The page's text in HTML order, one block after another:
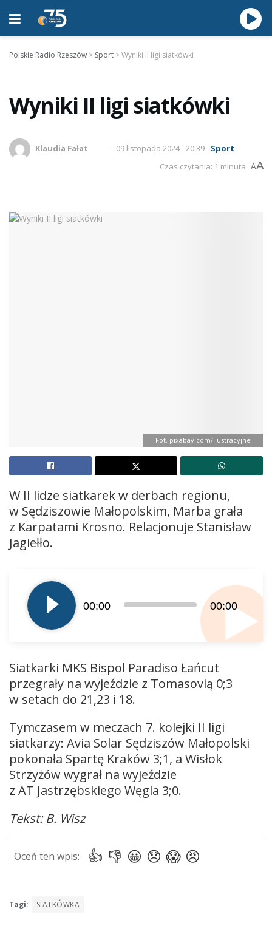
Polskie Radio Rzeszów > Sport >Wyniki II ligi siatkówki
Wyniki II ligi siatkówki
Klaudia Fałat 09 listopada 2024 - 20:39
Sport
Czas czytania: 1 minuta AA
Fot. pixabay.com/ilustracyjne
W II lidze siatkarek w derbach regionu,
w Sędziszowie Małopolskim, Marba grała
z Karpatami Krosno. Relacjonuje Stanisław
Jagiełło.
plików
dźwiękowych
00:00 00:00
Siatkarki MKS Bispol Paradiso Łańcut
przegrały na wyjeździe z Tomasovią 0;3
w setach do 21,23 i 18.
Tymczasem w meczach 7. kolejki II ligi
siatkarzy: Avia Solar Sędziszów Małopolski
pokonała Spartę Kraków 3;1, a Wisłok
Strzyżów wygrał na wyjeździe
z AT Jastrzębskiego Węgla 3;0.
Tekst: B. Wisz
Tagi: SIATKÓWKA